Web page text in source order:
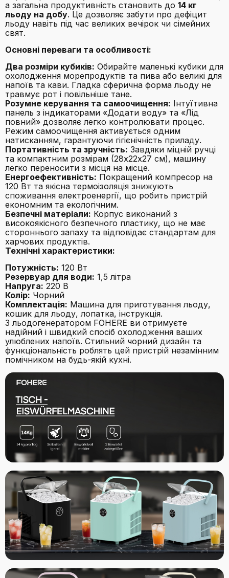
а загальна продуктивність становить до 14 кг
льоду на добу. Це дозволяє забути про дефіцит
льоду навіть під час великих вечірок чи сімейних
свят.
Основні переваги та особливості:
Два розміри кубиків: Обирайте маленькі кубики для
охолодження морепродуктів та пива або великі для
напоїв та кави. Гладка сферична форма льоду не
травмує рот і повільніше тане.
Розумне керування та самоочищення: Інтуїтивна
панель з індикаторами «Додати воду» та «Лід
повний» дозволяє легко контролювати процес.
Режим самоочищення активується одним
натисканням, гарантуючи гігієнічність приладу.
Портативність та зручність: Завдяки міцній ручці
та компактним розмірам (28х22х27 см), машину
легко переносити з місця на місце.
Енергоефективність: Покращений компресор на
120 Вт та якісна термоізоляція знижують
споживання електроенергії, що робить пристрій
економним та екологічним.
Безпечні матеріали: Корпус виконаний з
високоякісного безпечного пластику, що не має
стороннього запаху та відповідає стандартам для
харчових продуктів.
Технічні характеристики:
Потужність: 120 Вт
Резервуар для води: 1,5 літра
Напруга: 220 В
Колір: Чорний
Комплектація: Машина для приготування льоду,
кошик для льоду, лопатка, інструкція.
З льодогенератором FOHERE ви отримуєте
надійний і швидкий спосіб охолодження ваших
улюблених напоїв. Стильний чорний дизайн та
функціональність роблять цей пристрій незамінним
помічником на будь-якій кухні.